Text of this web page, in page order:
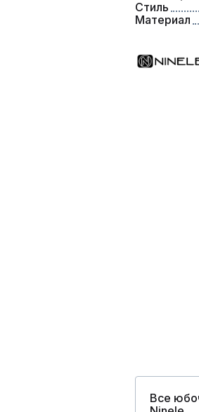
Стиль
Материал
Все